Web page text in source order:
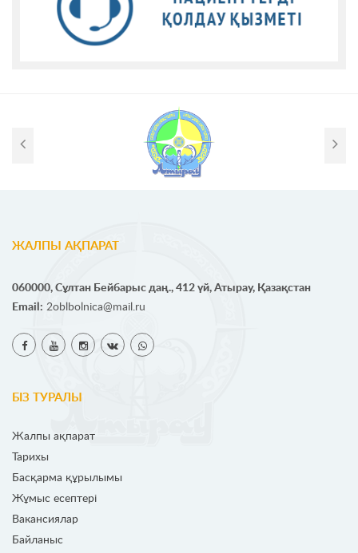
ЖАЛПЫ АҚПАРАТ
060000, Сұлтан Бейбарыс даң., 412 үй, Атырау, Қазақстан
Email: 2oblbolnica@mail.ru
БІЗ ТУРАЛЫ
Жалпы ақпарат
Тарихы
Басқарма құрылымы
Жұмыс есептері
Вакансиялар
Байланыс